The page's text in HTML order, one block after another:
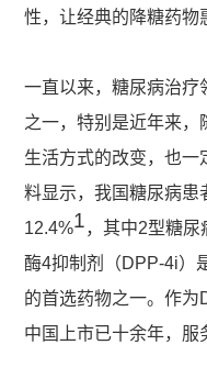
性，让经典的降糖药物
一直以来，糖尿病治疗
之一，特别是近年来，
生活方式的改变，也一
料显示，我国糖尿病患
12.4%1，其中2型糖尿
酶4抑制剂（DPP-4i）
的首选药物之一。作
中国上市已十余年，服